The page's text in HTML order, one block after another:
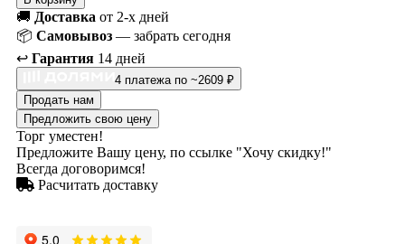
🚚 Доставка от 2-х дней
📦 Самовывоз — забрать сегодня
↩️ Гарантия 14 дней
4 платежа по ~2609 ₽
Продать нам
Предложить свою цену
Торг уместен!
Предложите Вашу цену, по ссылке "Хочу скидку!"
Всегда договоримся!
Расчитать доставку